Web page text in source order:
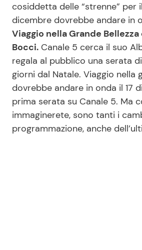
News benessere
Salute
Viaggi e Turismo
Festività
Primi
cosiddetta delle “strenne” per
dicembre dovrebbe andare in
Viaggio nella Grande Bellezza
Bocci. Canale 5 cerca il suo
regala al pubblico una serata
giorni dal Natale. Viaggio nella
dovrebbe andare in onda il 17
prima serata su Canale 5. Ma
immaginerete, sono tanti i
programmazione, anche